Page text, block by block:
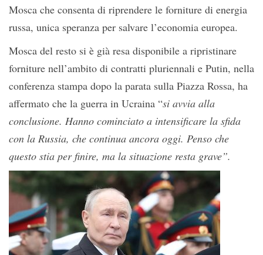
Mosca che consenta di riprendere le forniture di energia
russa, unica speranza per salvare l’economia europea.
Mosca del resto si è già resa disponibile a ripristinare
forniture nell’ambito di contratti pluriennali e Putin, nella
conferenza stampa dopo la parata sulla Piazza Rossa, ha
affermato che la guerra in Ucraina “si avvia alla
conclusione. Hanno cominciato a intensificare la sfida
con la Russia, che continua ancora oggi. Penso che
questo stia per finire, ma la situazione resta grave”.